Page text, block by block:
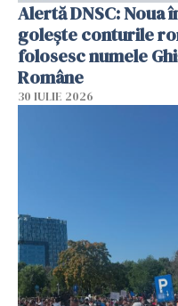
Alertă DNSC: Noua
golește conturile
folosesc numele
Române
30 IULIE 2026